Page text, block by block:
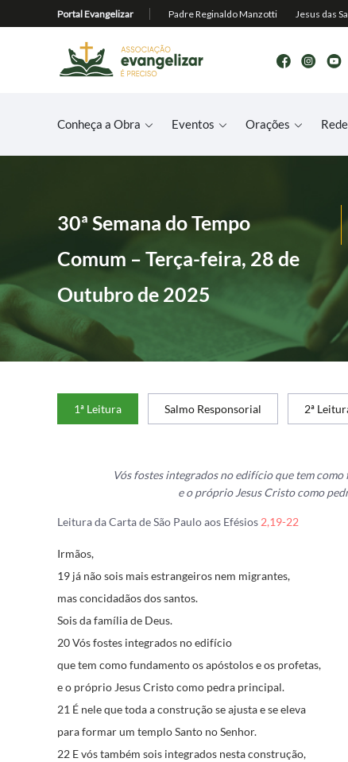
Conheça a Obra Eventos Orações
30ª Semana do Tempo
Comum – Terça-feira, 28 de
Outubro de 2025
1ª Leitura Salmo Responsorial 2ª
Vós fostes integrados no edifício que tem
e o próprio Jesus Cristo como
Leitura da Carta de São Paulo aos Efésios 2,19-22
Irmãos,
19 já não sois mais estrangeiros nem migrantes,
mas concidadãos dos santos.
Sois da família de Deus.
20 Vós fostes integrados no edifício
que tem como fundamento os apóstolos e os profetas,
e o próprio Jesus Cristo como pedra principal.
21 É nele que toda a construção se ajusta e se eleva
para formar um templo Santo no Senhor.
22 E vós também sois integrados nesta construção,